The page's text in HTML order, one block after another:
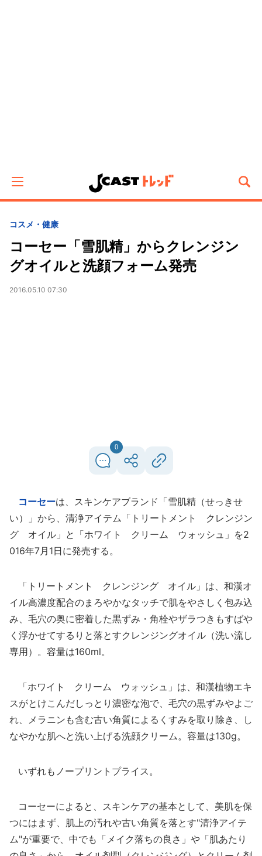
コスメ・健康
コーセー「雪肌精」からクレンジン
グオイルと洗顔フォーム発売
2016.05.10 07:30
0
コーセーは、スキンケアブランド「雪肌精（せっきせ
い）」から、清浄アイテム「トリートメント クレンジン
グ オイル」と「ホワイト クリーム ウォッシュ」を2
016年7月1日に発売する。
「トリートメント クレンジング オイル」は、和漢オ
イル高濃度配合のまろやかなタッチで肌をやさしく包み込
み、毛穴の奥に密着した黒ずみ・角栓やザラつきもすばや
く浮かせてするりと落とすクレンジングオイル（洗い流し
専用）。容量は160ml。
「ホワイト クリーム ウォッシュ」は、和漢植物エキ
スがとけこんだしっとり濃密な泡で、毛穴の黒ずみやよご
れ、メラニンも含む古い角質によるくすみを取り除き、し
なやかな肌へと洗い上げる洗顔クリーム。容量は130g。
いずれもノープリントプライス。
コーセーによると、スキンケアの基本として、美肌を保
つにはまず、肌上の汚れや古い角質を落とす"清浄アイテ
ム"が重要で、中でも「メイク落ちの良さ」や「肌あたり